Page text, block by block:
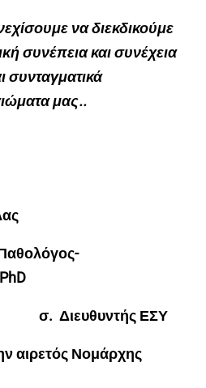
να διεκδικούμε
συνέπεια και συνέχεια
συνταγματικά
μας..
PhD
ΕΣΥ
Νομάρχης